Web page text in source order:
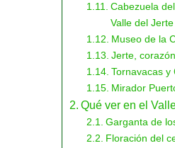
Cabezuela
Valle del Jerte
Museo de la
Jerte,
Tornavacas y
Mirador
Qué ver en el
Garganta de
Floración del